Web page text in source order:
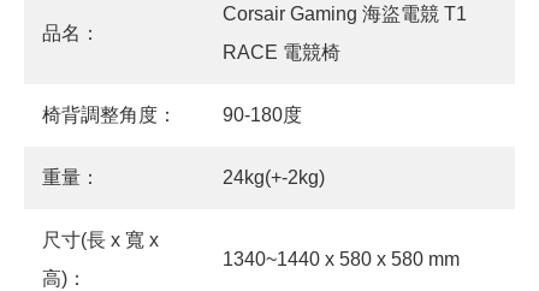
品名：
Corsair Gaming 海盜電競 T1
RACE 電競椅
椅背調整角度： 90-180度
重量： 24kg(+-2kg)
尺寸(長 x 寬 x
高)：
1340~1440 x 580 x 580 mm